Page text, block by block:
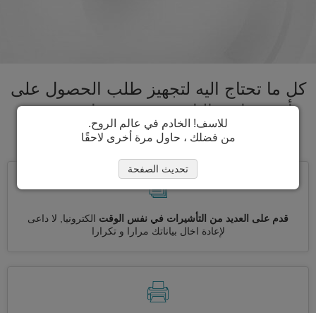
كل ما تحتاج اليه لتجهيز طلب الحصول على
تأشيرة استراليا تحت سقف واحد. تسريع
عملية الحصول على تأشيرة استراليا
قدم على العديد من التأشيرات في نفس الوقت الكترونيا, لا داعى
لإعادة اخال بياناتك مرارا و تكرارا
للاسف! الخادم في عالم الروح.
من فضلك ، حاول مرة أخرى لاحقًا
تحديث الصفحة